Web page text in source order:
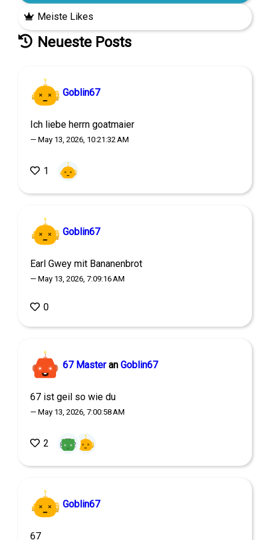
Meiste Likes
Neueste Posts
Goblin67
Ich liebe herrn goatmaier
— May 13, 2026, 10:21:32 AM
1
Goblin67
Earl Gwey mit Bananenbrot
— May 13, 2026, 7:09:16 AM
0
67 Masteran Goblin67
67 ist geil so wie du
— May 13, 2026, 7:00:58 AM
2
Goblin67
67